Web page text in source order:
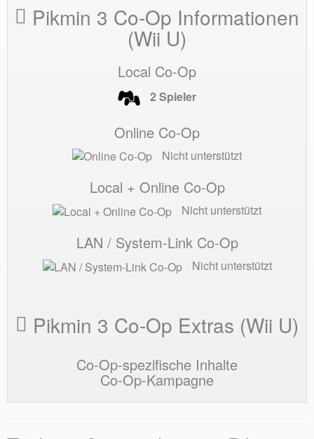
Pikmin 3 Co-Op Informationen
(Wii U)
Local Co-Op
2 Spieler
Online Co-Op
Nicht unterstützt
Local + Online Co-Op
Nicht unterstützt
LAN / System-Link Co-Op
Nicht unterstützt
Pikmin 3 Co-Op Extras (Wii U)
Co-Op-spezifische Inhalte
Co-Op-Kampagne